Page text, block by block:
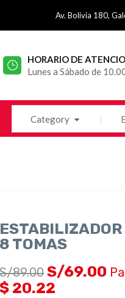
Av. Bolivia 180,
HORARIO DE
Lunes a Sábado de
Category
8 TOMAS
S/89.00 S/69.00
$ 20.22